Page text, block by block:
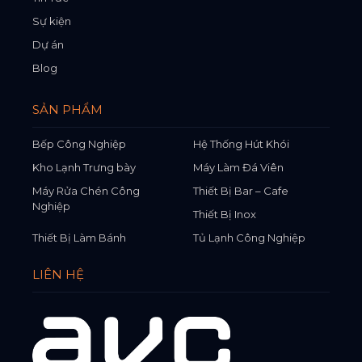
Sự kiện
Dự án
Blog
SẢN PHẨM
Bếp Công Nghiệp
Hệ Thống Hút Khói
Kho Lạnh Trưng bày
Máy Làm Đá Viên
Máy Rửa Chén Công
Nghiệp
Thiết Bị Bar – Cafe
Thiết Bị Inox
Thiết Bị Làm Bánh
Tủ Lạnh Công Nghiệp
LIÊN HỆ